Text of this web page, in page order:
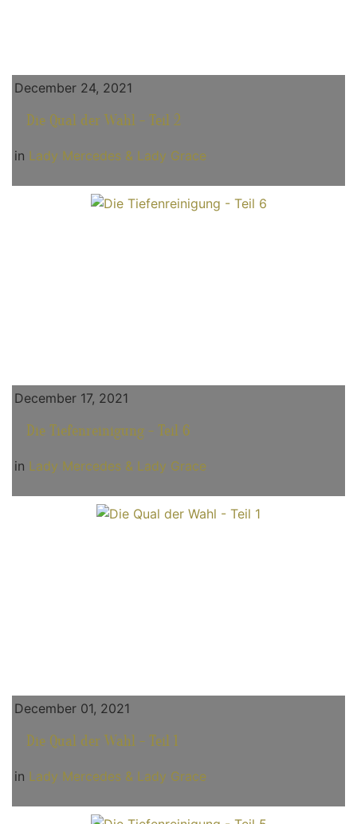
December 24, 2021
Die Qual der Wahl - Teil 2
in Lady Mercedes & Lady Grace
December 17, 2021
Die Tiefenreinigung - Teil 6
in Lady Mercedes & Lady Grace
December 01, 2021
Die Qual der Wahl - Teil 1
in Lady Mercedes & Lady Grace